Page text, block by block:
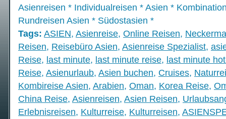
Asienreisen * Individualreisen * Asien *
Rundreisen Asien * Südostasien *
Tags: ASIEN, Asienreise, Online Reisen,
Reisen, Reisebüro Asien, Asienreise Spezialist,
Reise, last minute, last minute reise, last minute
Reise, Asienurlaub, Asien buchen, Cruises,
Kombireise Asien, Arabien, Oman, Korea Reise,
China Reise, Asienreisen, Asien Reisen,
Erlebnisreisen, Kulturreise, Kulturreisen,